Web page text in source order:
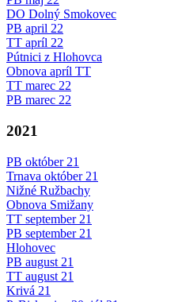
DO Dolný Smokovec
PB april 22
TT apríl 22
Pútnici z Hlohovca
Obnova apríl TT
TT marec 22
PB marec 22
2021
PB október 21
Trnava október 21
Nižné Ružbachy
Obnova Smižany
TT september 21
PB september 21
Hlohovec
PB august 21
TT august 21
Krivá 21